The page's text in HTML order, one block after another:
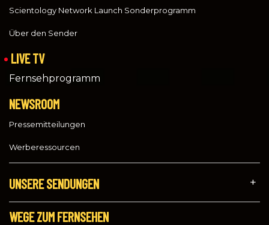
Scientology Network Launch Sonderprogramm
Über den Sender
LIVE TV
Fernsehprogramm
NEWSROOM
Pressemitteilungen
Werberessourcen
UNSERE SENDUNGEN
WEGE ZUM FERNSEHEN